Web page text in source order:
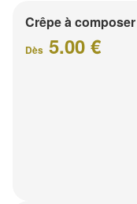
Crêpe à composer
Dès 5.00 €